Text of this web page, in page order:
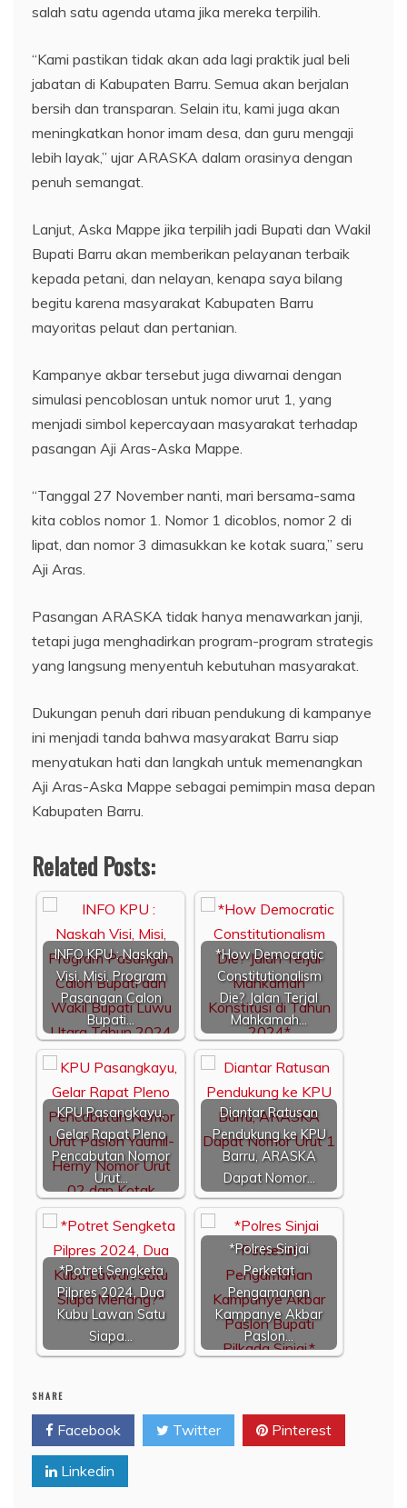
salah satu agenda utama jika mereka terpilih.
“Kami pastikan tidak akan ada lagi praktik jual beli
jabatan di Kabupaten Barru. Semua akan berjalan
bersih dan transparan. Selain itu, kami juga akan
meningkatkan honor imam desa, dan guru mengaji
lebih layak,” ujar ARASKA dalam orasinya dengan
penuh semangat.
Lanjut, Aska Mappe jika terpilih jadi Bupati dan Wakil
Bupati Barru akan memberikan pelayanan terbaik
kepada petani, dan nelayan, kenapa saya bilang
begitu karena masyarakat Kabupaten Barru
mayoritas pelaut dan pertanian.
Kampanye akbar tersebut juga diwarnai dengan
simulasi pencoblosan untuk nomor urut 1, yang
menjadi simbol kepercayaan masyarakat terhadap
pasangan Aji Aras-Aska Mappe.
“Tanggal 27 November nanti, mari bersama-sama
kita coblos nomor 1. Nomor 1 dicoblos, nomor 2 di
lipat, dan nomor 3 dimasukkan ke kotak suara,” seru
Aji Aras.
Pasangan ARASKA tidak hanya menawarkan janji,
tetapi juga menghadirkan program-program strategis
yang langsung menyentuh kebutuhan masyarakat.
Dukungan penuh dari ribuan pendukung di kampanye
ini menjadi tanda bahwa masyarakat Barru siap
menyatukan hati dan langkah untuk memenangkan
Aji Aras-Aska Mappe sebagai pemimpin masa depan
Kabupaten Barru.
Related Posts:
INFO KPU : Naskah
Visi, Misi, Program
Pasangan Calon
Bupati…
*How Democratic
Constitutionalism
Die? Jalan Terjal
Mahkamah…
KPU Pasangkayu,
Gelar Rapat Pleno
Pencabutan Nomor
Urut…
Diantar Ratusan
Pendukung ke KPU
Barru, ARASKA
Dapat Nomor…
*Potret Sengketa
Pilpres 2024, Dua
Kubu Lawan Satu
Siapa…
*Polres Sinjai
Perketat
Pengamanan
Kampanye Akbar
Paslon…
SHARE
Facebook Twitter Pinterest
Linkedin